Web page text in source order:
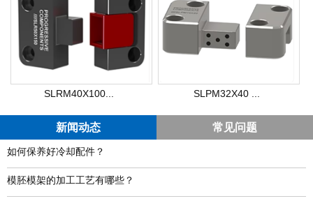
SLRM40X100... SLPM32X40 ...
新闻动态 常见问题
如何保养好冷却配件？
模胚模架的加工工艺有哪些？